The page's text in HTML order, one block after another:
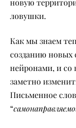
новую
ловушки.
Как мы знаем
созданию новых
нейронами, и со
заметно
Письменное
“